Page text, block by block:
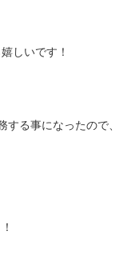
しいです！
る事になったので、